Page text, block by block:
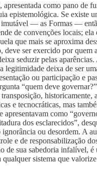
apresentada como pano de
epistemológica. Se existe
— as Formas —
de convenções locais; ela
que mais se aproxima
deve ser exercido por quem
seduzir pelas aparências.
legitimidade deixa de ser
ou participação e
“quem deve
transposição, historicamente,
e tecnocráticas, mas
apresentavam como
dos esclarecidos”,
ou desordem. A
e de responsabilização
de sua sabedoria infalível,
sistema que